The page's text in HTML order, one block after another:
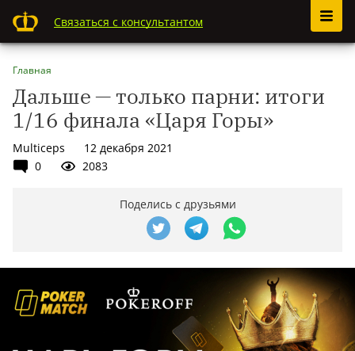
Связаться с консультантом
Главная
Дальше — только парни: итоги
1/16 финала «Царя Горы»
Multiceps
12 декабря 2021
0
2083
Поделись с друзьями